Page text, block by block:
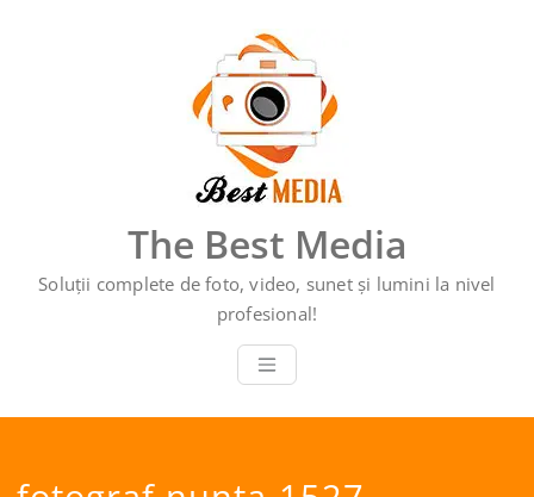
The Best Media
Soluții complete de foto, video, sunet și lumini la nivel
profesional!